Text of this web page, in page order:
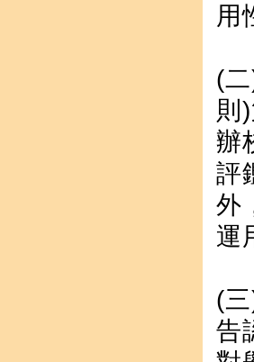
用
(
則
辦
評
外
運
(
告